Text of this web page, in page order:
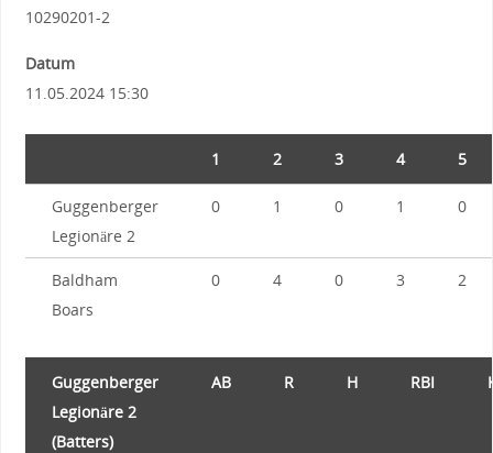
10290201-2
Datum
11.05.2024 15:30
1 2 3 4 5
Guggenberger
Legionäre 2
0 1 0 1 0
Baldham
Boars
0 4 0 3 2
Guggenberger
Legionäre 2
(Batters)
AB R H RBI